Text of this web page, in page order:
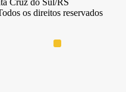
Cruz do Sul/RS
os direitos reservados